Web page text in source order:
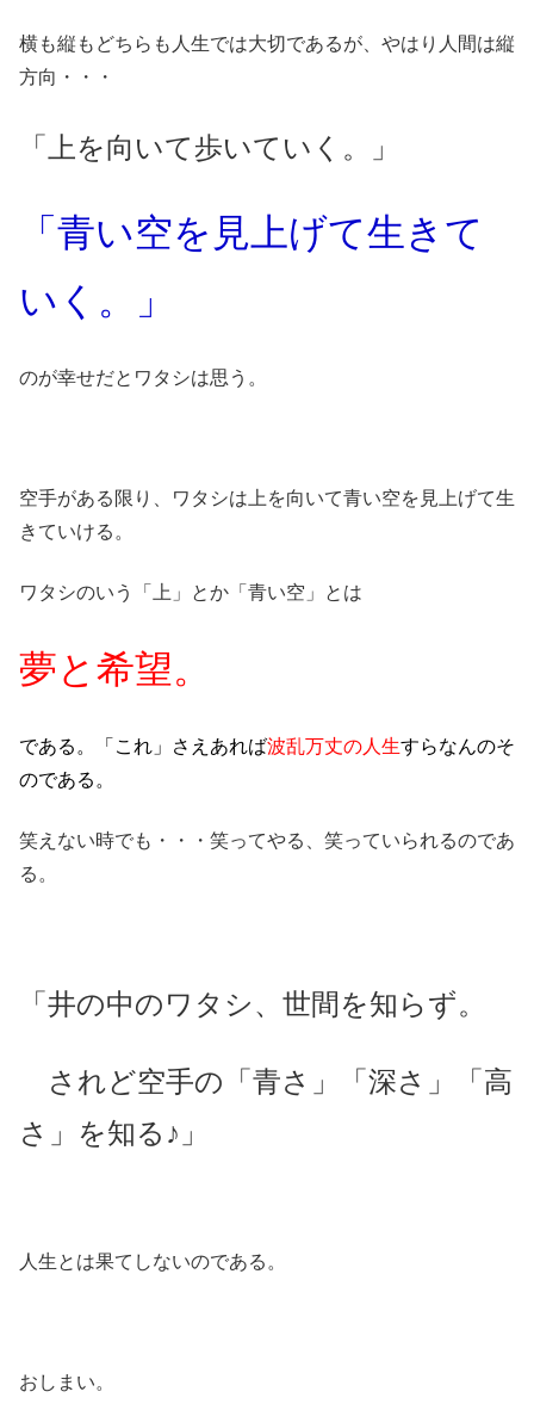
横も縦もどちらも人生では大切であるが、やはり人間は縦
方向・・・
「上を向いて歩いていく。」
「青い空を見上げて生きて
いく。」
のが幸せだとワタシは思う。
空手がある限り、ワタシは上を向いて青い空を見上げて生
きていける。
ワタシのいう「上」とか「青い空」とは
夢と希望。
である。「これ」さえあれば波乱万丈の人生すらなんのそ
のである。
笑えない時でも・・・笑ってやる、笑っていられるのであ
る。
「井の中のワタシ、世間を知らず。
されど空手の「青さ」「深さ」「高
さ」を知る♪」
人生とは果てしないのである。
おしまい。